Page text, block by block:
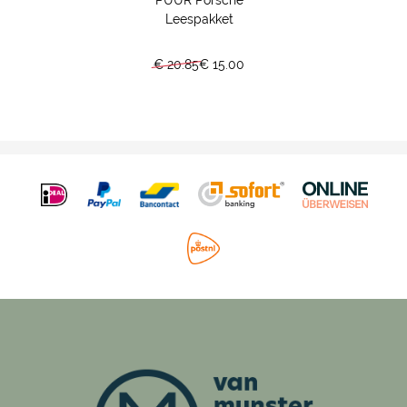
Leespakket
€ 20.85€ 15.00